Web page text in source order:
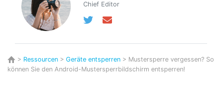
Chief Editor
> Ressourcen > Geräte entsperren > Mustersperre vergessen? So
können Sie den Android-Mustersperrbildschirm entsperren!